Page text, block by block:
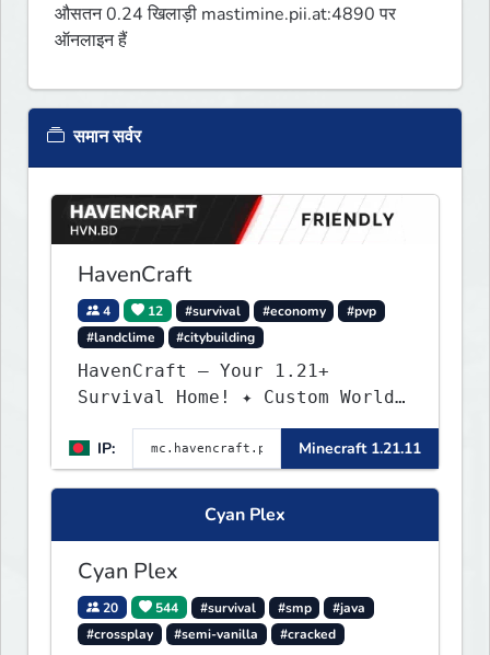
औसतन 0.24 खिलाड़ी mastimine.pii.at:4890 पर
ऑनलाइन हैं
समान सर्वर
HavenCraft
4 12 #survival #economy
#pvp
#landclime
#citybuilding
HavenCraft — Your 1.21+
Survival Home! ✦ Custom World
— Unique terrain generation ✦
Player Economy — Trade & build
wealth ✦ Land Claims — Protect
what you build ✦ Weekly Events
— Always something fun ✦ Zero
IP: Minecraft 1.21.11
Cyan Plex
Cyan Plex
20 544 #survival #smp
#java
#crossplay
#semi-vanilla #cracked